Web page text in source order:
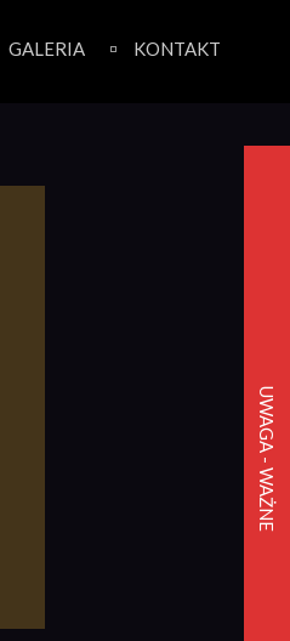
GALERIA KONTAKT
UWAGA - WAŻNE